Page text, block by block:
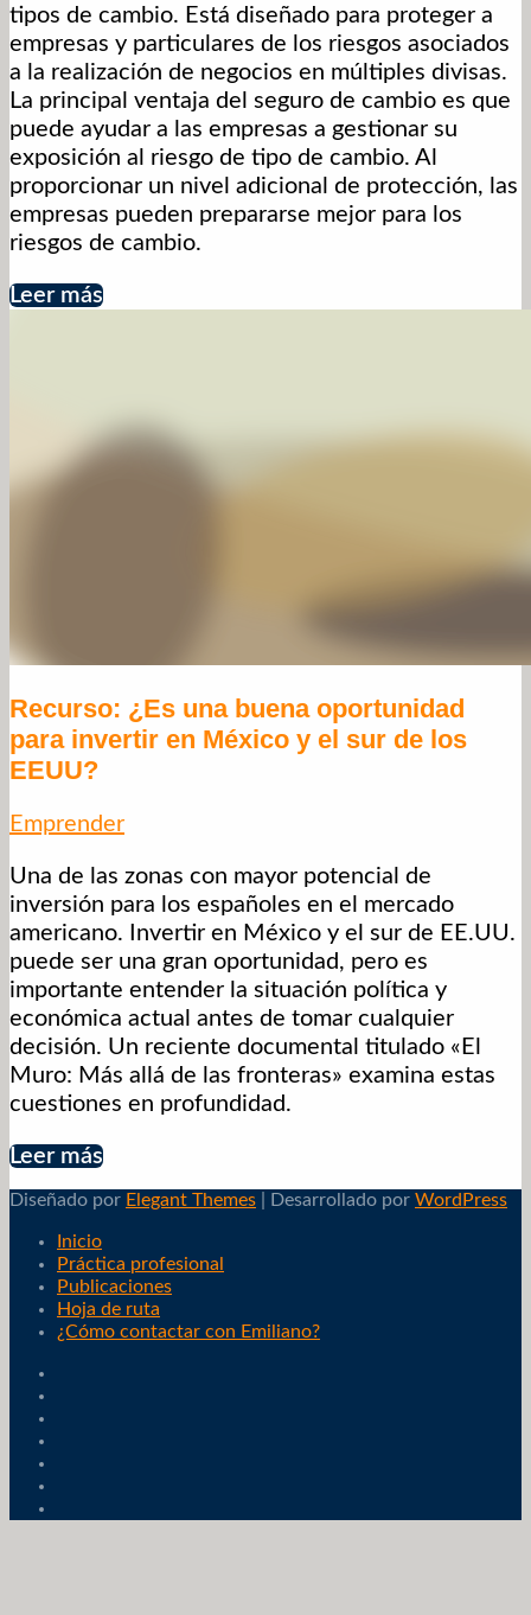
tipos de cambio. Está diseñado para proteger a
empresas y particulares de los riesgos asociados
a la realización de negocios en múltiples divisas.
La principal ventaja del seguro de cambio es que
puede ayudar a las empresas a gestionar su
exposición al riesgo de tipo de cambio. Al
proporcionar un nivel adicional de protección, las
empresas pueden prepararse mejor para los
riesgos de cambio.
Leer más
Recurso: ¿Es una buena oportunidad
para invertir en México y el sur de los
EEUU?
Emprender
Una de las zonas con mayor potencial de
inversión para los españoles en el mercado
americano. Invertir en México y el sur de EE.UU.
puede ser una gran oportunidad, pero es
importante entender la situación política y
económica actual antes de tomar cualquier
decisión. Un reciente documental titulado «El
Muro: Más allá de las fronteras» examina estas
cuestiones en profundidad.
Leer más
Diseñado por Elegant Themes | Desarrollado por WordPress
Inicio
Práctica profesional
Publicaciones
Hoja de ruta
¿Cómo contactar con Emiliano?